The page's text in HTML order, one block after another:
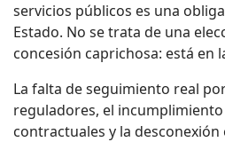
servicios públicos es una
Estado. No se trata de una
concesión caprichosa: está en
La falta de seguimiento real
reguladores, el
contractuales y la